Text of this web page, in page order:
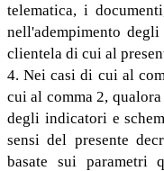
telematica, i
nell'adempimento
clientela di cui al
4. Nei casi di cui al
cui al comma 2,
degli indicatori e
sensi del presente
basate sui